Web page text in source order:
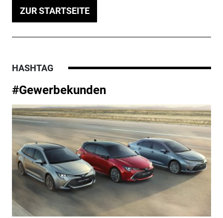
ZUR STARTSEITE
HASHTAG
#Gewerbekunden